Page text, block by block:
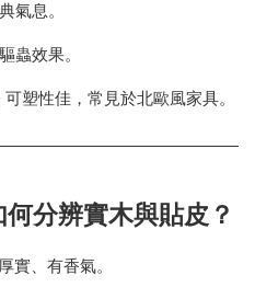
氣息。
蟲效果。
塑性佳，常見於北歐風家具。
分辨實木與貼皮？
實、有香氣。